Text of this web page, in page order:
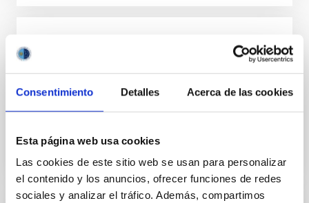
Consentimiento Detalles Acerca de las cookies
Esta página web usa cookies
Las cookies de este sitio web se usan para personalizar
el contenido y los anuncios, ofrecer funciones de redes
sociales y analizar el tráfico. Además, compartimos
CHARLAS DE INTRODUCCIÓN A LA
ASTROFÍSICA: Explorando Marte: el
planeta rojo al descubierto